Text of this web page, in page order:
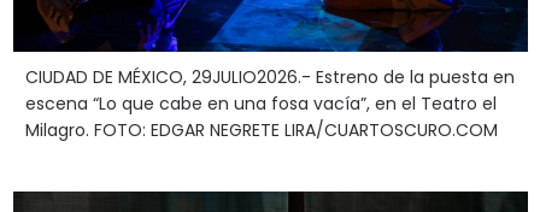
CIUDAD DE MÉXICO, 29JULIO2026.- Estreno de la puesta en
escena “Lo que cabe en una fosa vacía”, en el Teatro el
Milagro. FOTO: EDGAR NEGRETE LIRA/CUARTOSCURO.COM